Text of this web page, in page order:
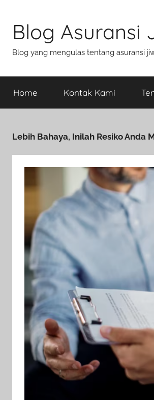
Blog Asuransi
Blog yang mengulas tentang asuransi
Home Kontak Kami
Lebih Bahaya, Inilah Resiko Anda